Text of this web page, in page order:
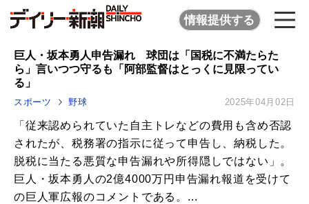
情報提供する
巨人・坂本勇人申告漏れ 球団は「国税に不満たらた
ら」言いつつ守るも「阿部監督はとっくに見限ってい
る」
スポーツ 野球 2025年04月02日
「従来認められていた自主トレなどの費用も含め否認
されたが、税務署の指示に従って申告し、納税した。
脱税に当たる悪質な申告漏れや所得隠しではない」。
巨人・坂本勇人の2億4000万円申告漏れ報道を受けて
の巨人軍広報のコメントである。...